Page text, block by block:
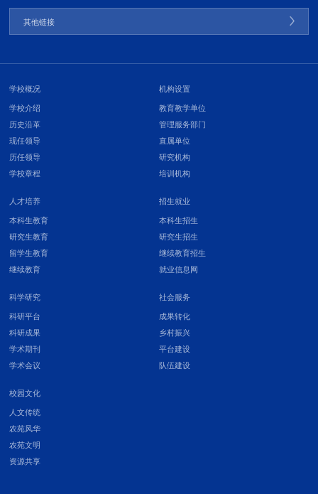
其他链接
学校概况
学校介绍
历史沿革
现任领导
历任领导
学校章程
机构设置
教育教学单位
管理服务部门
直属单位
研究机构
培训机构
人才培养
本科生教育
研究生教育
留学生教育
继续教育
招生就业
本科生招生
研究生招生
继续教育招生
就业信息网
科学研究
科研平台
科研成果
学术期刊
学术会议
社会服务
成果转化
乡村振兴
平台建设
队伍建设
校园文化
人文传统
农苑风华
农苑文明
资源共享